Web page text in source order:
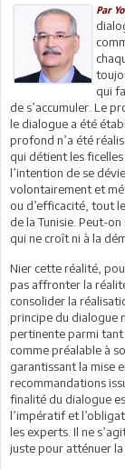
Par
qui
de s’accumuler. Le
le dialogue a été
profond n’a été
qui détient les
l’intention de se
volontairement et
ou d’efficacité, tout
de la Tunisie. Peut-
qui ne croît ni à la
Nier cette réalité,
pas affronter la
consolider la
principe du dialogue
pertinente parmi tant
comme préalable à
garantissant la mise
recommandations
finalité du dialogue
l’impératif et
les experts. Il ne
juste pour atténuer la